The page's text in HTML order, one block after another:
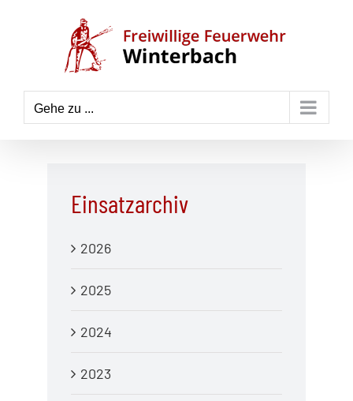
Gehe zu ...
Einsatzarchiv
2026
2025
2024
2023